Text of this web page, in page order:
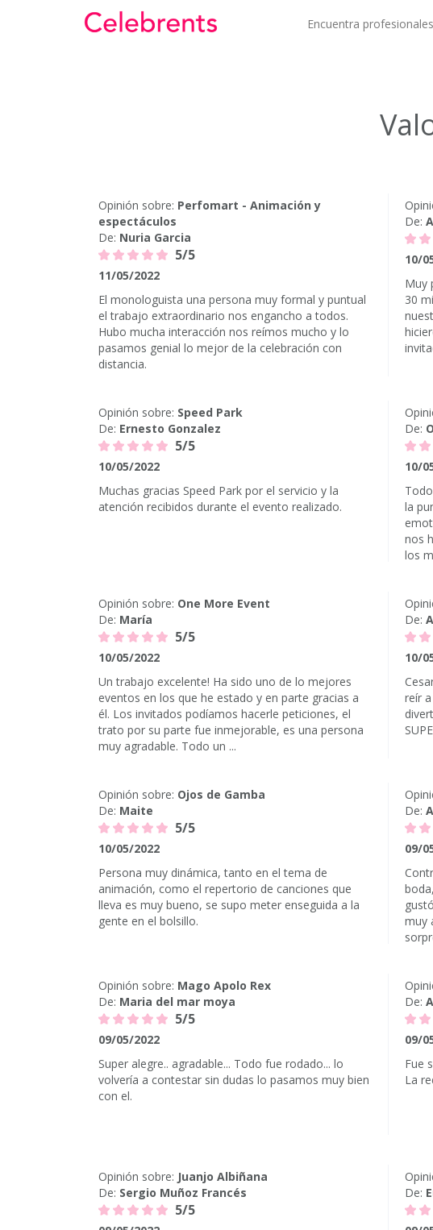
Encuentra profesionales
Opinión sobre: Perfomart - Animación y
espectáculos
De: Nuria Garcia
5/5
11/05/2022
El monologuista una persona muy formal y puntual
el trabajo extraordinario nos engancho a todos.
Hubo mucha interacción nos reímos mucho y lo
pasamos genial lo mejor de la celebración con
distancia.
De:
10/
Muy
30
Opinión sobre: Speed Park
De: Ernesto Gonzalez
5/5
10/05/2022
Muchas gracias Speed Park por el servicio y la
atención recibidos durante el evento realizado.
De:
10/
la
nos
los
Opinión sobre: One More Event
De: María
5/5
10/05/2022
Un trabajo excelente! Ha sido uno de lo mejores
eventos en los que he estado y en parte gracias a
él. Los invitados podíamos hacerle peticiones, el
trato por su parte fue inmejorable, es una persona
muy agradable. Todo un ...
De:
10/
reír
Opinión sobre: Ojos de Gamba
De: Maite
5/5
10/05/2022
Persona muy dinámica, tanto en el tema de
animación, como el repertorio de canciones que
lleva es muy bueno, se supo meter enseguida a la
gente en el bolsillo.
De:
09/
muy
Opinión sobre: Mago Apolo Rex
De: Maria del mar moya
5/5
09/05/2022
Super alegre.. agradable... Todo fue rodado... lo
volvería a contestar sin dudas lo pasamos muy bien
con el.
De:
09/
Fue
La
Opinión sobre: Juanjo Albiñana
De: Sergio Muñoz Francés
5/5
De: